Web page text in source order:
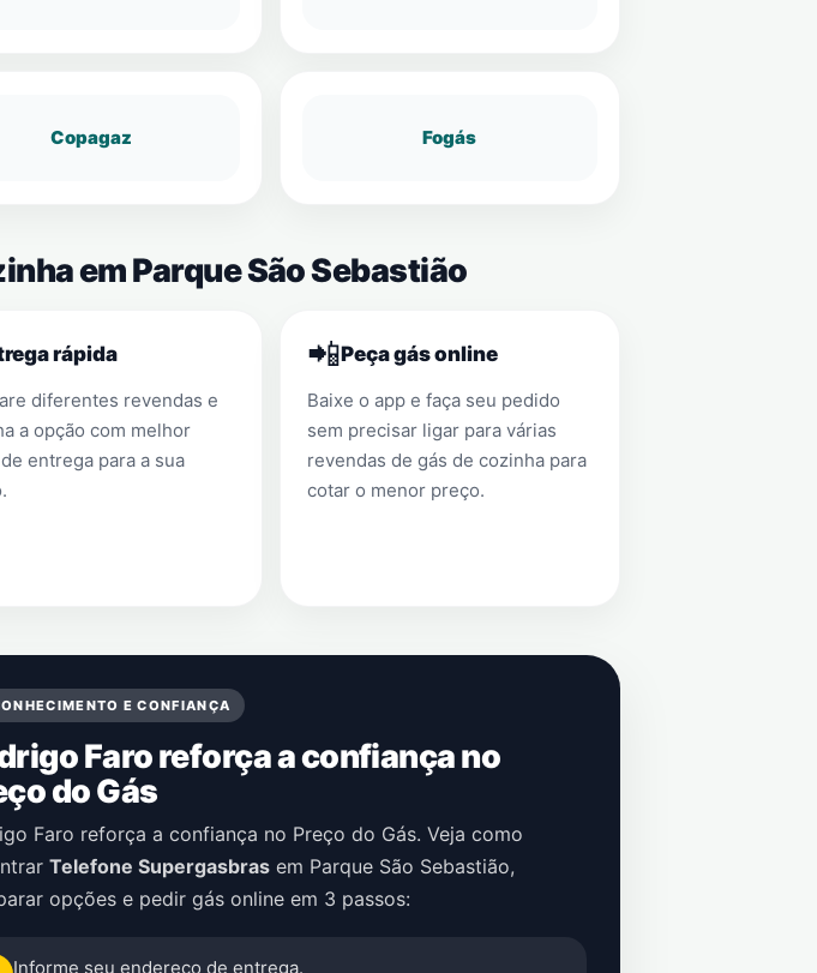
Copagaz Fogás
em Parque São Sebastião
rápida
diferentes revendas e
a opção com melhor
entrega para a sua
📲Peça gás online
Baixe o app e faça seu pedido
sem precisar ligar para várias
revendas de gás de cozinha para
cotar o menor preço.
E CONFIANÇA
Faro reforça a confiança no
do Gás
Faro reforça a confiança no Preço do Gás. Veja como
Telefone Supergasbras em Parque São Sebastião,
opções e pedir gás online em 3 passos:
Informe seu endereço de entrega.